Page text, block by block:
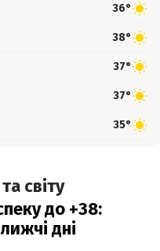
36°
38°
37°
37°
35°
світу
до +38:
дні